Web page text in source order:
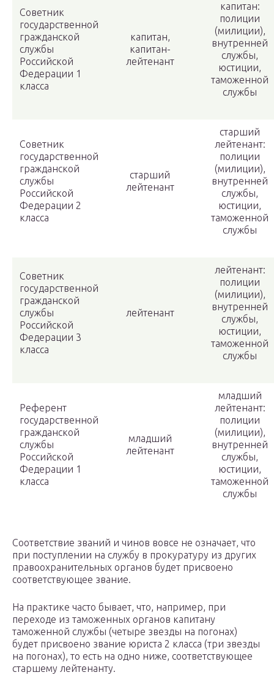
Советник
государственной
гражданской
службы
Российской
Федерации 1
класса
капитан,
капитан-
лейтенант
капитан:
полиции
(милиции),
внутренней
службы,
юстиции,
таможенной
службы
Советник
государственной
гражданской
службы
Российской
Федерации 2
класса
старший
лейтенант
старший
лейтенант:
полиции
(милиции),
внутренней
службы,
юстиции,
таможенной
службы
Советник
государственной
гражданской
службы
Российской
Федерации 3
класса
лейтенант
лейтенант:
полиции
(милиции),
внутренней
службы,
юстиции,
таможенной
службы
Референт
государственной
гражданской
службы
Российской
Федерации 1
класса
младший
лейтенант
младший
лейтенант:
полиции
(милиции),
внутренней
службы,
юстиции,
таможенной
службы
Соответствие званий и чинов вовсе не означает, что
при поступлении на службу в прокуратуру из других
правоохранительных органов будет присвоено
соответствующее звание.
На практике часто бывает, что, например, при
переходе из таможенных органов капитану
таможенной службы (четыре звезды на погонах)
будет присвоено звание юриста 2 класса (три звезды
на погонах), то есть на одно ниже, соответствующее
старшему лейтенанту.